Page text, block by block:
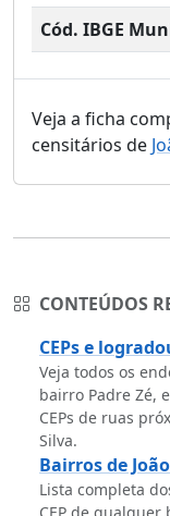
Cód. IBGE
Veja a ficha
censitários de
CONTEÚDOS
CEPs e
Veja todos os
bairro Padre Zé,
CEPs de ruas
Silva.
Bairros de
Lista completa